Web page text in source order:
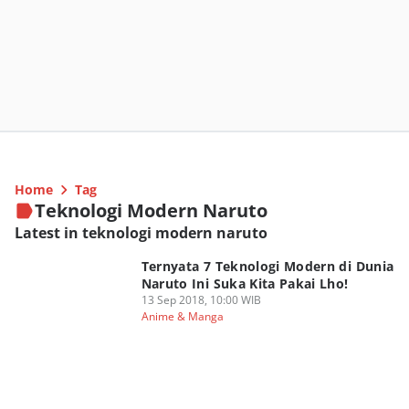
Home Tag
Teknologi Modern Naruto
Latest in teknologi modern naruto
Ternyata 7 Teknologi Modern di Dunia
Naruto Ini Suka Kita Pakai Lho!
13 Sep 2018, 10:00 WIB
Anime & Manga